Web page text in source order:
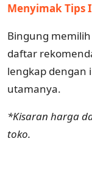
Menyimak Tips
Bingung memilih
daftar
lengkap dengan
utamanya.
*Kisaran harga
toko.